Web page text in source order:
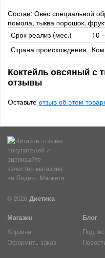
Состав: Овёс специальной
помола, тыква порошок,
Срок реализ (мес.)
10
Страна происхождения
Коктейль овсяный с
отзывы
Оставьте отзыв об этом
© 2026 Диетика
Магазин
Корзина
Оформить заказ
Блог